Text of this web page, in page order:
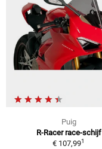
Puig
R-Racer race-schijf
€ 107,991